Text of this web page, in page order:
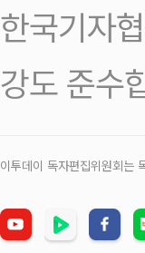
한국기자
강도 준수
이투데이 독자편집위원회는